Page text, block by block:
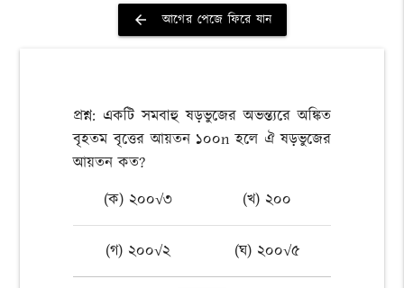
arrow_back আগের পেজে ফিরে যান
প্রশ্ন: একটি সমবাহু ষড়ভুজের অভন্ত্যরে অঙ্কিত
বৃহতম বৃত্তের আয়তন ১০০n হলে ঐ ষড়ভুজের
আয়তন কত?
(ক) ২০০√৩
(খ) ২০০
(গ) ২০০√২ (ঘ) ২০০√৫